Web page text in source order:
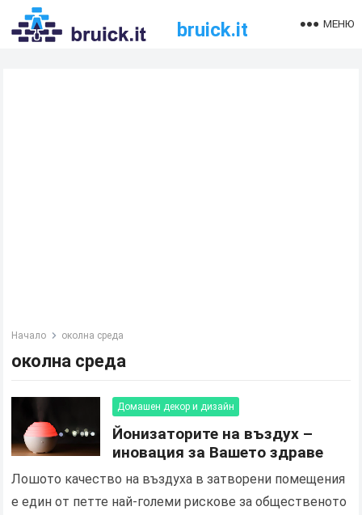
bruick.it МЕНЮ
Начало околна среда
околна среда
Домашен декор и дизайн
Йонизаторите на въздух –
иновация за Вашето здраве
Лошото качество на въздуха в затворени помещения
е един от петте най-големи рискове за общественото